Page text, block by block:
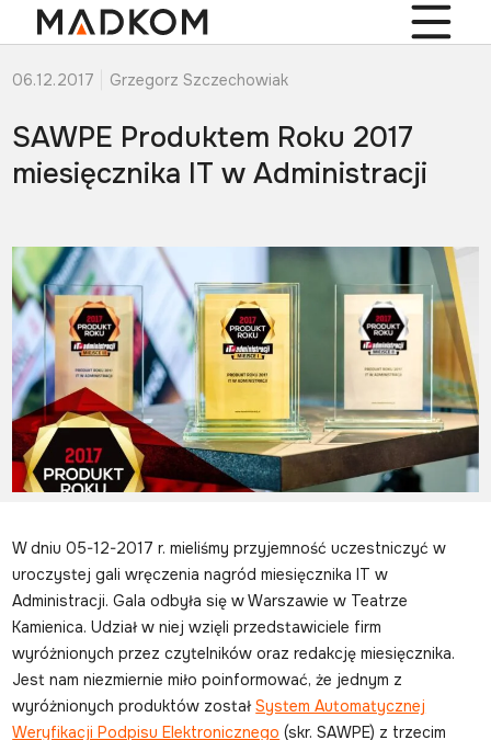
06.12.2017 Grzegorz Szczechowiak
SAWPE Produktem Roku 2017
miesięcznika IT w Administracji
W dniu 05-12-2017 r. mieliśmy przyjemność uczestniczyć w
uroczystej gali wręczenia nagród miesięcznika IT w
Administracji. Gala odbyła się w Warszawie w Teatrze
Kamienica. Udział w niej wzięli przedstawiciele firm
wyróżnionych przez czytelników oraz redakcję miesięcznika.
Jest nam niezmiernie miło poinformować, że jednym z
wyróżnionych produktów zostałSystem Automatycznej
Weryfikacji Podpisu Elektronicznego (skr. SAWPE) z trzecim